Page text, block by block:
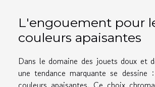
L'engouement pour
couleurs apaisantes
Dans le domaine des jouets doux et
une tendance marquante se dessine